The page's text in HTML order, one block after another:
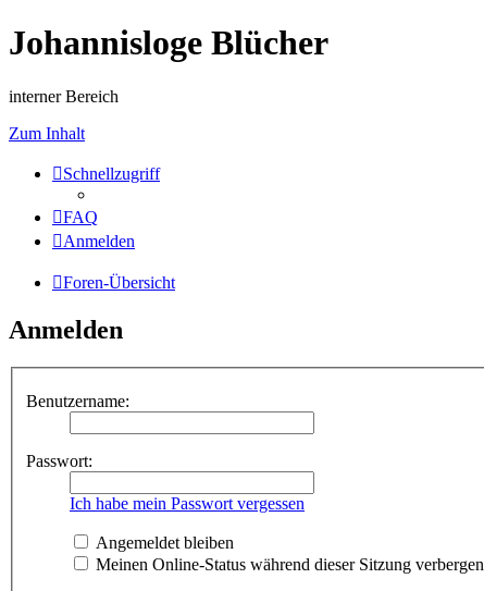
Johannisloge Blücher
interner Bereich
Zum Inhalt
Schnellzugriff
FAQ
Anmelden
Foren-Übersicht
Anmelden
Benutzername:
Passwort:
Ich habe mein Passwort vergessen
Angemeldet bleiben
Meinen Online-Status während dieser Sitzung verbergen